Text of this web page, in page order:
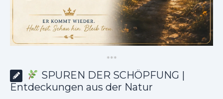
***
SPUREN DER SCHÖPFUNG |
Entdeckungen aus der Natur